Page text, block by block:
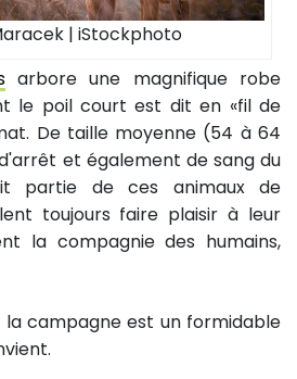
| iStockphoto
arbore une magnifique robe
le poil court est dit en «fil de
De taille moyenne (54 à 64
et également de sang du
partie de ces animaux de
toujours faire plaisir à leur
la compagnie des humains,
campagne est un formidable